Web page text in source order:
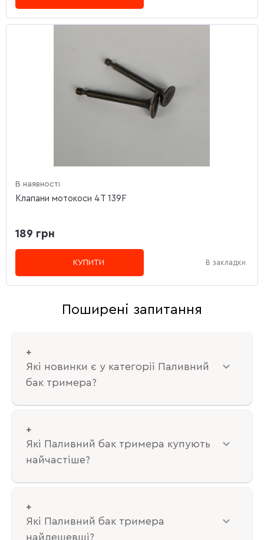
В наявності
Клапани мотокоси 4T 139F
189 грн
КУПИТИ В закладки
Поширені запитання
Які новинки є у категорії Паливний
бак тримера?
Які Паливний бак тримера купують
найчастіше?
Які Паливний бак тримера
найдешевші?